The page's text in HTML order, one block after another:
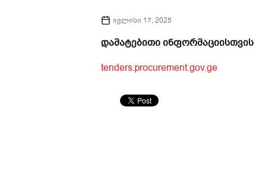
ივლისი 17, 2025
დამატებითი
tenders.procurement.gov.ge